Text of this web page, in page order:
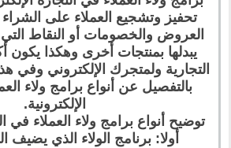
تحفيز وتشجيع العملاء على
العروض والخصومات أو النقاط
يبدلها بمنتجات أخرى وهكذا يكون
التجارية ولمتجرك الإلكتروني وفي
بالتفصيل عن أنواع برامج ولاء
الإلكترونية.
توضيح أنواع برامج ولاء العملاء في
أولا: برنامج الولاء الذي يضيف